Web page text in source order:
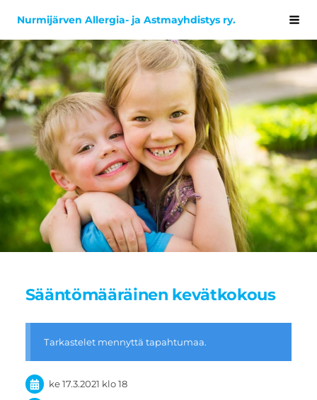
Siirry
sisältöön
Nurmijärven Allergia- ja Astmayhdistys ry.
Sääntömääräinen kevätkokous
Tarkastelet mennyttä tapahtumaa.
ke 17.3.2021 klo 18